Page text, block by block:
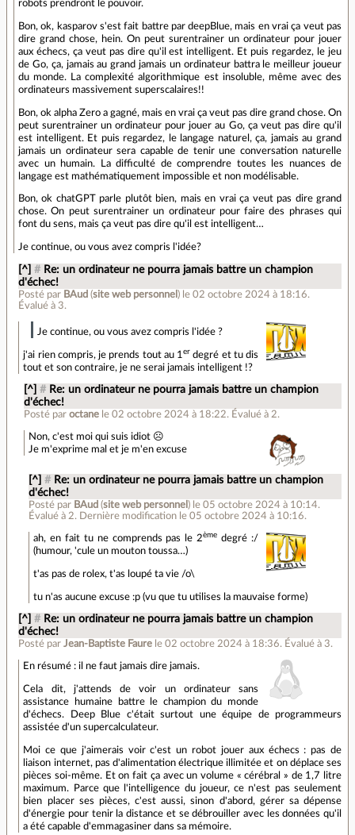
robots prendront le pouvoir.
Bon, ok, kasparov s'est fait battre par deepBlue, mais en vrai ça veut pas
dire grand chose, hein. On peut surentrainer un ordinateur pour jouer
aux échecs, ça veut pas dire qu'il est intelligent. Et puis regardez, le jeu
de Go, ça, jamais au grand jamais un ordinateur battra le meilleur joueur
du monde. La complexité algorithmique est insoluble, même avec des
ordinateurs massivement superscalaires!!
Bon, ok alpha Zero a gagné, mais en vrai ça veut pas dire grand chose. On
peut surentrainer un ordinateur pour jouer au Go, ça veut pas dire qu'il
est intelligent. Et puis regardez, le langage naturel, ça, jamais au grand
jamais un ordinateur sera capable de tenir une conversation naturelle
avec un humain. La difficulté de comprendre toutes les nuances de
langage est mathématiquement impossible et non modélisable.
Bon, ok chatGPT parle plutôt bien, mais en vrai ça veut pas dire grand
chose. On peut surentrainer un ordinateur pour faire des phrases qui
font du sens, mais ça veut pas dire qu'il est intelligent…
Je continue, ou vous avez compris l'idée?
[^] # Re: un ordinateur ne pourra jamais battre un champion
d'échec!
Posté par BAud (site web personnel ) le 02 octobre 2024 à 18:16.
Évalué à 3.
Je continue, ou vous avez compris l'idée ?
j'ai rien compris, je prends tout au 1er degré et tu dis
tout et son contraire, je ne serai jamais intelligent !?
[^] # Re: un ordinateur ne pourra jamais battre un champion
d'échec!
Posté par octane le 02 octobre 2024 à 18:22. Évalué à 2.
Non, c'est moi qui suis idiot ☹️
Je m'exprime mal et je m'en excuse
[^] # Re: un ordinateur ne pourra jamais battre un champion
d'échec!
Posté par BAud (site web personnel ) le 05 octobre 2024 à 10:14.
Évalué à 2. Dernière modification le 05 octobre 2024 à 10:16.
ah, en fait tu ne comprends pas le 2ème degré :/
(humour, 'cule un mouton toussa…)
t'as pas de rolex, t'as loupé ta vie /o\
tu n'as aucune excuse :p (vu que tu utilises la mauvaise forme)
[^] # Re: un ordinateur ne pourra jamais battre un champion
d'échec!
Posté parJean-Baptiste Faure le 02 octobre 2024 à 18:36. Évalué à 3.
En résumé : il ne faut jamais dire jamais.
Cela dit, j'attends de voir un ordinateur sans
assistance humaine battre le champion du monde
d'échecs. Deep Blue c'était surtout une équipe de programmeurs
assistée d'un supercalculateur.
Moi ce que j'aimerais voir c'est un robot jouer aux échecs : pas de
liaison internet, pas d'alimentation électrique illimitée et on déplace ses
pièces soi-même. Et on fait ça avec un volume « cérébral » de 1,7 litre
maximum. Parce que l'intelligence du joueur, ce n'est pas seulement
bien placer ses pièces, c'est aussi, sinon d'abord, gérer sa dépense
d'énergie pour tenir la distance et se débrouiller avec les données qu'il
a été capable d'emmagasiner dans sa mémoire.